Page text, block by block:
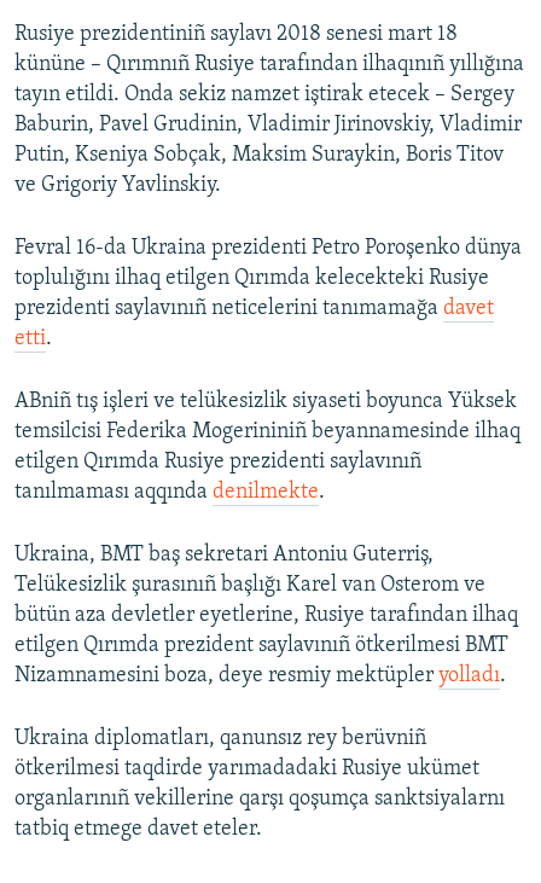
Rusiye prezidentiniñ saylavı 2018 senesi mart 18
kününe – Qırımnıñ Rusiye tarafından ilhaqınıñ yıllığına
tayın etildi. Onda sekiz namzet iştirak etecek – Sergey
Baburin, Pavel Grudinin, Vladimir Jirinovskiy, Vladimir
Putin, Kseniya Sobçak, Maksim Suraykin, Boris Titov
ve Grigoriy Yavlinskiy.
Fevral 16-da Ukraina prezidenti Petro Poroşenko dünya
toplulığını ilhaq etilgen Qırımda kelecekteki Rusiye
prezidenti saylavınıñ neticelerini tanımamağa davet
etti.
ABniñ tış işleri ve telükesizlik siyaseti boyunca Yüksek
temsilcisi Federika Mogerininiñ beyannamesinde ilhaq
etilgen Qırımda Rusiye prezidenti saylavınıñ
tanılmaması aqqında denilmekte.
Ukraina, BMT baş sekretari Antoniu Guterriş,
Telükesizlik şurasınıñ başlığı Karel van Osterom ve
bütün aza devletler eyetlerine, Rusiye tarafından ilhaq
etilgen Qırımda prezident saylavınıñ ötkerilmesi BMT
Nizamnamesini boza, deye resmiy mektüpler yolladı.
Ukraina diplomatları, qanunsız rey berüvniñ
ötkerilmesi taqdirde yarımadadaki Rusiye ukümet
organlarınıñ vekillerine qarşı qoşumça sanktsiyalarnı
tatbiq etmege davet eteler.